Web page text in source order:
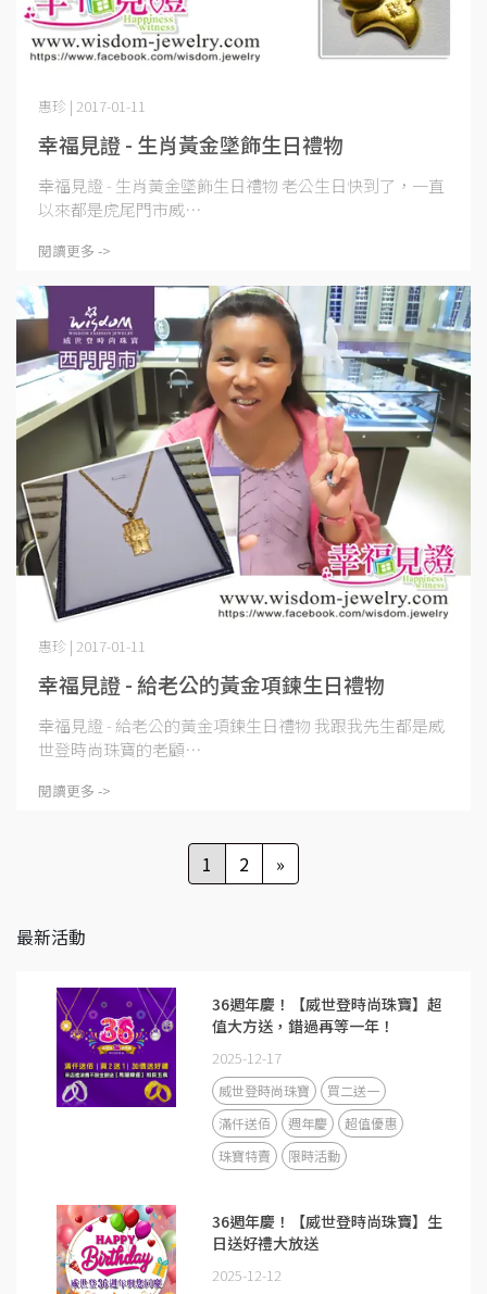
幸福見證 - 生肖黃金墜飾生日禮物
惠珍 | 2017-01-11
幸福見證 - 生肖黃金墜飾生日禮物 老公生日快到了，一直
以來都是虎尾門市威⋯
閱讀更多 ->
幸福見證 - 給老公的黃金項鍊生日禮物
惠珍 | 2017-01-11
幸福見證 - 給老公的黃金項鍊生日禮物 我跟我先生都是威
世登時尚珠寶的老顧⋯
閱讀更多 ->
1 2 »
最新活動
36週年慶！【威世登時尚珠寶】超
值大方送，錯過再等一年！
2025-12-17
威世登時尚珠寶
買二送一
滿仟送佰
週年慶
超值優惠
珠寶特賣
限時活動
36週年慶！【威世登時尚珠寶】生
日送好禮大放送
2025-12-12